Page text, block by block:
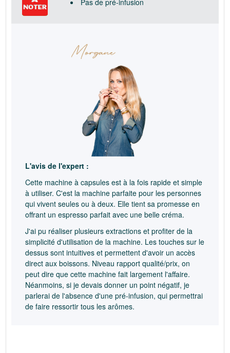
Pas de pré-infusion
L'avis de l'expert :
Cette machine à capsules est à la fois rapide et simple
à utiliser. C'est la machine parfaite pour les personnes
qui vivent seules ou à deux. Elle tient sa promesse en
offrant un espresso parfait avec une belle créma.
J'ai pu réaliser plusieurs extractions et profiter de la
simplicité d'utilisation de la machine. Les touches sur le
dessus sont intuitives et permettent d'avoir un accès
direct aux boissons. Niveau rapport qualité/prix, on
peut dire que cette machine fait largement l'affaire.
Néanmoins, si je devais donner un point négatif, je
parlerai de l'absence d'une pré-infusion, qui permettrai
de faire ressortir tous les arômes.